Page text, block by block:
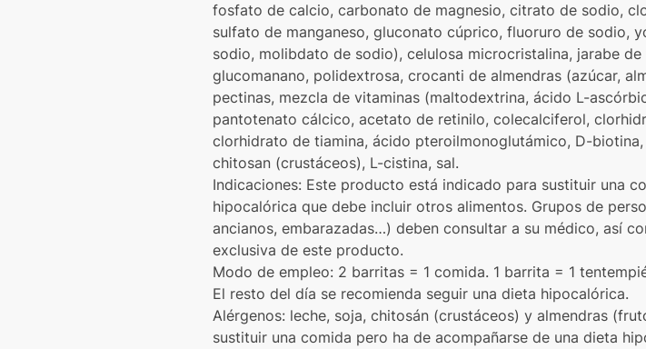
fosfato de calcio, carbonato de magnesio, citrato de sodio,
sulfato de manganeso, gluconato cúprico, fluoruro de sodio,
sodio, molibdato de sodio), celulosa microcristalina, jarabe
glucomanano, polidextrosa, crocanti de almendras (azúcar,
pectinas, mezcla de vitaminas (maltodextrina, ácido L-
pantotenato cálcico, acetato de retinilo, colecalciferol,
clorhidrato de tiamina, ácido pteroilmonoglutámico, D-
chitosan (crustáceos), L-cistina, sal.
Indicaciones: Este producto está indicado para sustituir una
hipocalórica que debe incluir otros alimentos. Grupos de
ancianos, embarazadas…) deben consultar a su médico, así
exclusiva de este producto.
Modo de empleo: 2 barritas = 1 comida. 1 barrita = 1
El resto del día se recomienda seguir una dieta hipocalórica.
Alérgenos: leche, soja, chitosán (crustáceos) y almendras
sustituir una comida pero ha de acompañarse de una dieta